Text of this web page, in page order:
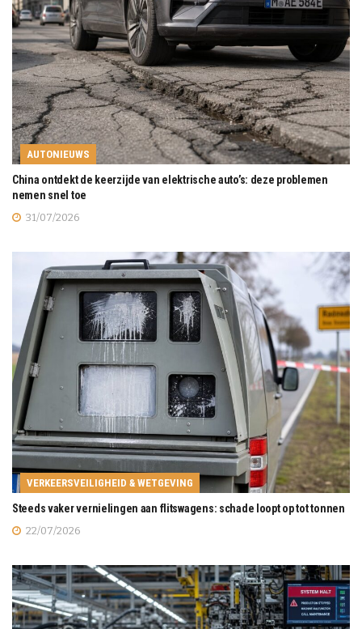
AUTONIEUWS
China ontdekt de keerzijde van elektrische auto’s: deze problemen
nemen snel toe
31/07/2026
VERKEERSVEILIGHEID & WETGEVING
Steeds vaker vernielingen aan flitswagens: schade loopt op tot tonnen
22/07/2026